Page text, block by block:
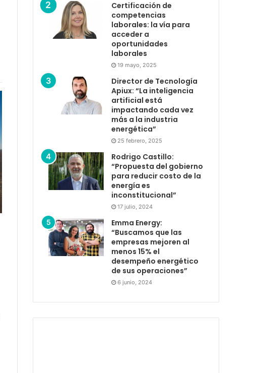
Certificación de
competencias
laborales: la vía para
acceder a
oportunidades
laborales
19 mayo, 2025
Director de Tecnología
Apiux: “La inteligencia
artificial está
impactando cada vez
más a la industria
energética”
25 febrero, 2025
Rodrigo Castillo:
“Propuesta del gobierno
para reducir costo de la
energía es
inconstitucional”
17 julio, 2024
Emma Energy:
“Buscamos que las
empresas mejoren al
menos 15% el
desempeño energético
de sus operaciones”
6 junio, 2024